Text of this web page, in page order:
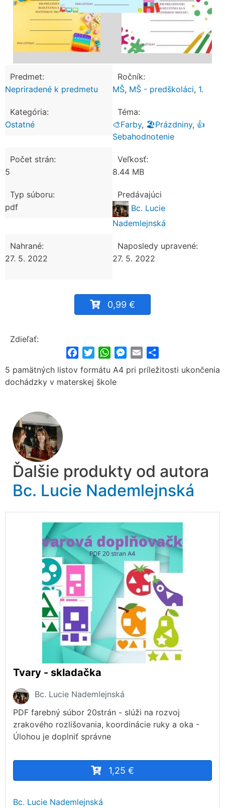
Predmet:
Nepriradené k predmetu
Ročník:
MŠ, MŠ - predškoláci, 1.
Kategória:
Ostatné
Téma:
🎨Farby, 🏖️Prázdniny, 👍
Sebahodnotenie
Počet strán:
5
Veľkosť:
8.44 MB
Typ súboru:
pdf
Predávajúci
Bc. Lucie
Nademlejnská
Nahrané:
27. 5. 2022
Naposledy upravené:
27. 5. 2022
0,99 €
Zdieľať:
FacebookTwitterWhatsApp
Messenger
Email
5 pamätných listov formátu A4 pri príležitosti ukončenia
dochádzky v materskej škole
Ďalšie produkty od autora
Bc. Lucie Nademlejnská
Tvary - skladačka
Bc. Lucie Nademlejnská
PDF farebný súbor 20strán - slúži na rozvoj
zrakového rozlišovania, koordinácie ruky a oka -
Úlohou je doplniť správne
1,25 €
Bc. Lucie Nademlejnská